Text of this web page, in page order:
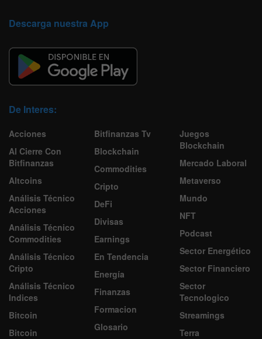
Descarga nuestra App
De Interes:
Acciones
Al Cierre Con
Bitfinanzas
Altcoins
Análisis Técnico
Acciones
Análisis Técnico
Commodities
Análisis Técnico
Cripto
Análisis Técnico
Indices
Bitcoin
Bitcoin
Bitfinanzas Tv
Blockchain
Commodities
Cripto
DeFi
Divisas
Earnings
En Tendencia
Energía
Finanzas
Formacion
Glosario
Juegos
Blockchain
Mercado Laboral
Metaverso
Mundo
NFT
Podcast
Sector Energético
Sector Financiero
Sector
Tecnologico
Streamings
Terra